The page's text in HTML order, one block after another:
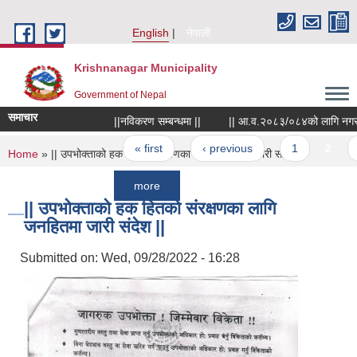
English
नेपाली
Krishnanagar Municipality
Government of Nepal
समाचार ||नविकरण सम्बन्धमा || || आ.व.२०८३/०८४को लागि
Pages
« first ‹ previous 1 2
You are here
Home » || उपभोक्ताको हक हितको संरक्षणका लागि जनहितमा जारी संदेश ||
|| उपभोक्ताको हक हितको संरक्षणका लागि
जनहितमा जारी संदेश ||
Submitted on: Wed, 09/28/2022 - 16:28